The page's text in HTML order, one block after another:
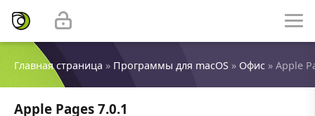
Главная страница » Программы для macOS » Офис » Apple
Apple Pages 7.0.1